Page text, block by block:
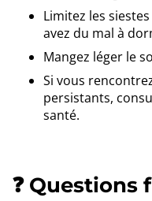
Limitez les
avez du mal à
Mangez léger le
Si vous
persistants,
santé.
❓